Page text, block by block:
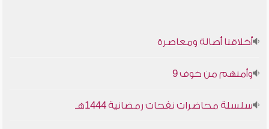
أخلاقنا أصالة ومعاصرة
وأمنهم من خوف 9
سلسلة محاضرات نفحات رمضانية 1444هـ